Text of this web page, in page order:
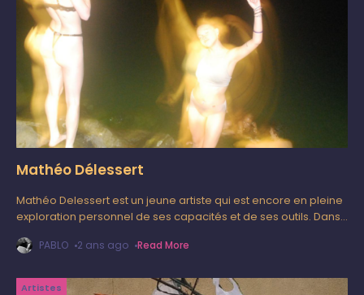
Mathéo Délessert
Mathéo Delessert est un jeune artiste qui est encore en pleine
exploration personnel de ses capacités et de ses outils. Dans
PABLO 2 ans ago Read More
Artistes